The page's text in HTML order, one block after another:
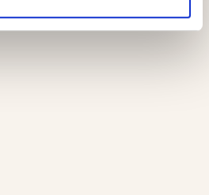
was du über deine
wissen